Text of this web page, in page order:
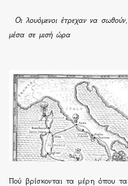
Οι λουόμενοι έτρεχαν να
μέσα σε μισή ώρα
Πού βρίσκονται τα μέρη όπου